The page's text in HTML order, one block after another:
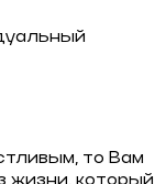
то Вам
жизни, который